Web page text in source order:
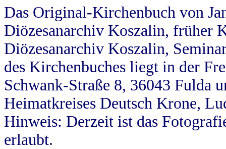
Das Original-Kirchenbuch von
Diözesanarchiv Koszalin, früher
Diözesanarchiv Koszalin,
des Kirchenbuches liegt in der
Schwank-Straße 8, 36043 Fulda
Heimatkreises Deutsch Krone,
Hinweis: Derzeit ist das
erlaubt.